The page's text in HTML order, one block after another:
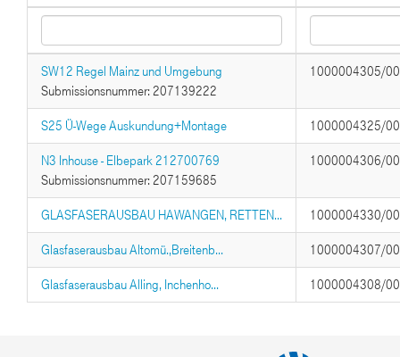
SW12 Regel Mainz und Umgebung
Submissionsnummer: 207139222
1000004305/
S25 Ü-Wege Auskundung+Montage 1000004325/
N3 Inhouse - Elbepark 212700769
Submissionsnummer: 207159685
1000004306/
GLASFASERAUSBAU HAWANGEN, RETTEN... 1000004330/
Glasfaserausbau Altomü.,Breitenb... 1000004307/
Glasfaserausbau Alling, Inchenho... 1000004308/